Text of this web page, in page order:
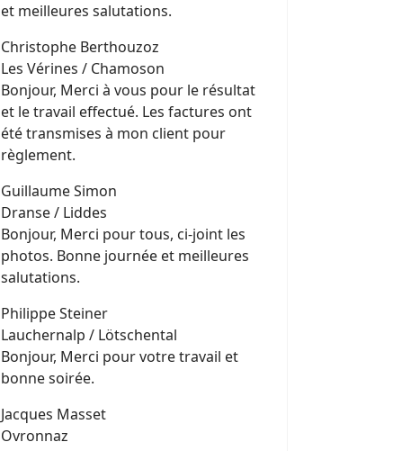
et meilleures salutations.
Christophe Berthouzoz
Les Vérines / Chamoson
Bonjour, Merci à vous pour le résultat
et le travail effectué. Les factures ont
été transmises à mon client pour
règlement.
Guillaume Simon
Dranse / Liddes
Bonjour, Merci pour tous, ci-joint les
photos. Bonne journée et meilleures
salutations.
Philippe Steiner
Lauchernalp / Lötschental
Bonjour, Merci pour votre travail et
bonne soirée.
Jacques Masset
Ovronnaz